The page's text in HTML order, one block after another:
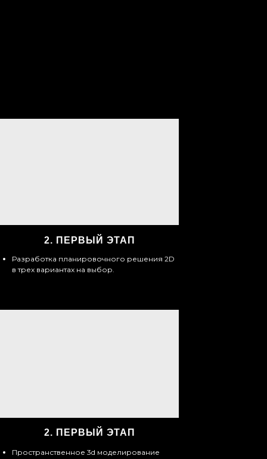
2. ПЕРВЫЙ ЭТАП
Разработка планировочного решения 2D
в трех вариантах на выбор.
2. ПЕРВЫЙ ЭТАП
Пространственное 3d моделирование